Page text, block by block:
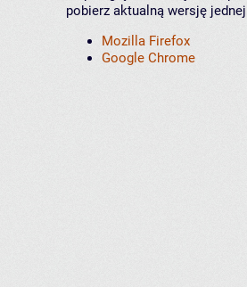
pobierz aktualną wersję
Mozilla Firefox
Google Chrome